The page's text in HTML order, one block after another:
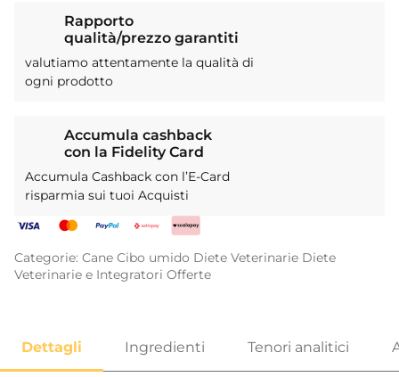
Rapporto
qualità/prezzo garantiti
valutiamo attentamente la qualità di
ogni prodotto
Accumula cashback
con la Fidelity Card
Accumula Cashback con l’E-Card
risparmia sui tuoi Acquisti
Categorie: Cane Cibo umido Diete Veterinarie Diete
Veterinarie e Integratori Offerte